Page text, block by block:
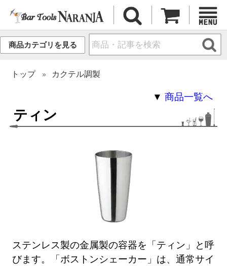
商品カテゴリを見る
トップ カクテル調製
ティン
▼商品一覧へ
ステンレス製の金属製の容器を「ティン」と呼
びます。「ボストンシェーカー」は、通常サイ